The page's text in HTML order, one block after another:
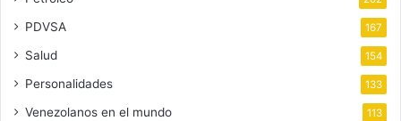
PDVSA 167
Salud 154
Personalidades 133
Venezolanos en el mundo 113